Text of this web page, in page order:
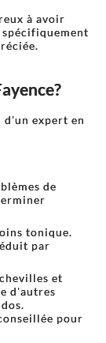
à avoir
expert en
de
tonique.
par
et
d'autres
pour